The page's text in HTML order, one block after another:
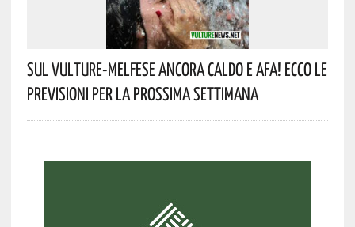
Sul Vulture-Melfese Ancora Caldo E Afa! Ecco Le
Previsioni Per La Prossima Settimana